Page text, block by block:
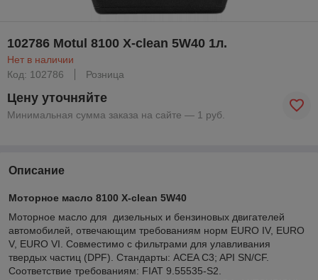
102786 Motul 8100 X-clean 5W40 1л.
Нет в наличии
Код: 102786
Розница
Цену уточняйте
Минимальная сумма заказа на сайте — 1 руб.
Описание
Моторное масло 8100 X-clean 5W40
Моторное масло для дизельных и бензиновых двигателей
автомобилей, отвечающим требованиям норм EURO IV, EURO
V, EURO VI. Совместимо с фильтрами для улавливания
твердых частиц (DPF). Стандарты: ACEA C3; API SN/CF.
Cоответствие требованиям: FIAT 9.55535-S2.